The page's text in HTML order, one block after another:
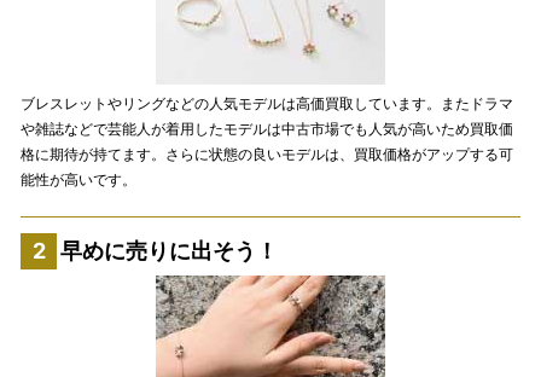
ブレスレットやリングなどの人気モデルは高価買取しています。またドラマ
や雑誌などで芸能人が着用したモデルは中古市場でも人気が高いため買取価
格に期待が持てます。さらに状態の良いモデルは、買取価格がアップする可
能性が高いです。
早めに売りに出そう！